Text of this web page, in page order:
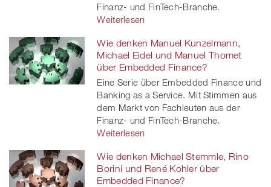
Finanz- und FinTech-Branche.
Weiterlesen
Wie denken Manuel Kunzelmann,
Michael Eidel und Manuel Thomet
über Embedded Finance?
Eine Serie über Embedded Finance und
Banking as a Service. Mit Stimmen aus
dem Markt von Fachleuten aus der
Finanz- und FinTech-Branche.
Weiterlesen
Wie denken Michael Stemmle, Rino
Borini und René Kohler über
Embedded Finance?